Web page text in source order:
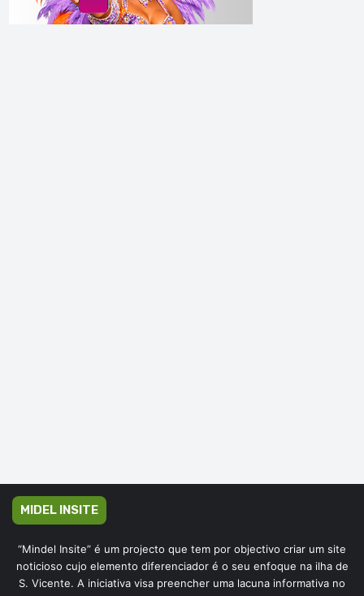
MIDEL INSITE
“Mindel Insite” é um projecto que tem por objectivo criar um site
noticioso cujo elemento diferenciador é o seu enfoque na ilha de
S. Vicente. A iniciativa visa preencher uma lacuna informativa no